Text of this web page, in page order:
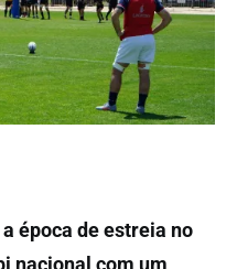
época de estreia no
nacional com um